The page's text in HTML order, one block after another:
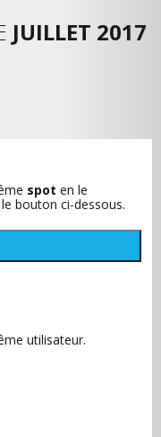
JUILLET 2017
spot en le
bouton ci-dessous.
utilisateur.